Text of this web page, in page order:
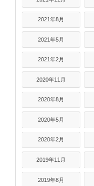
2021年8月
2021年5月
2021年2月
2020年11月
2020年8月
2020年5月
2020年2月
2019年11月
2019年8月